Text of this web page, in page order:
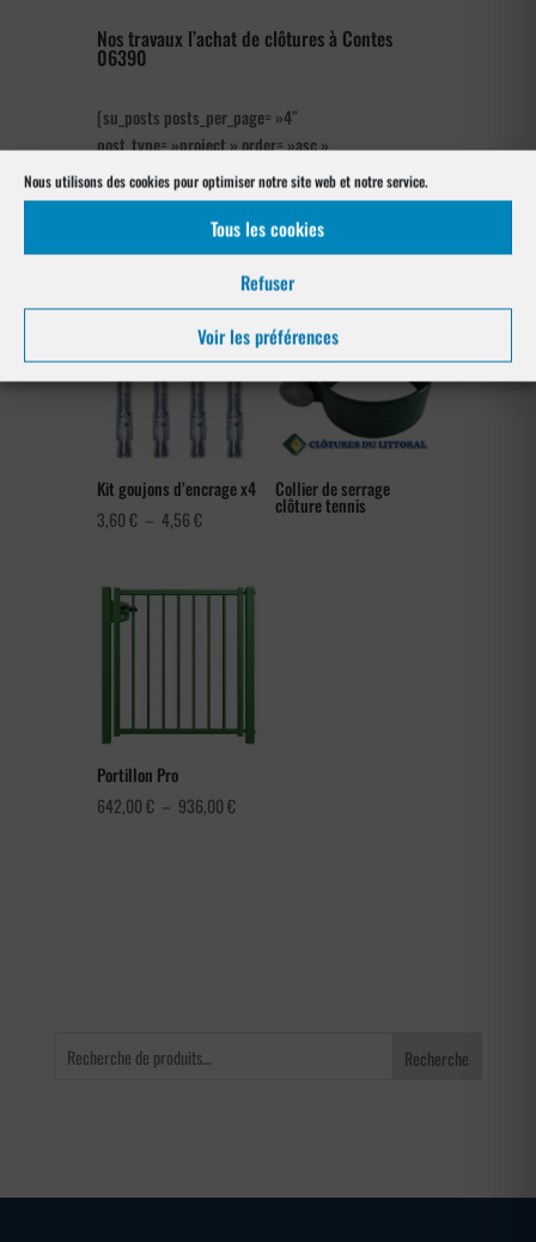
Nous utilisons des cookies pour optimiser notre site web et notre service.
Tous les cookies
Refuser
Voir les préférences
Nos travaux l’achat de clôtures à Contes
06390
[su_posts posts_per_page= »4″
post_type= »project » order= »asc »
orderby= »rand »]
Les produits de clôtures utilisés
à Contes 06390
Kit goujons d’encrage x4
3,60€ – 4,56€Plage
3,60 €
Collier de serrage
clôture tennis
Portillon Pro
642,00€ – 936,00€Plage
Recherche